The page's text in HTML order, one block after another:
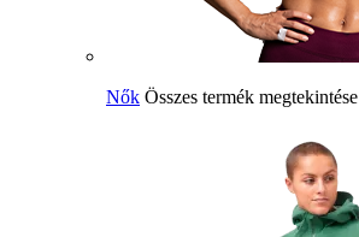
Nők Összes termék megtekintése